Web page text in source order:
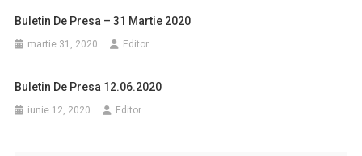
Buletin De Presa – 31 Martie 2020
martie 31, 2020 Editor
Buletin De Presa 12.06.2020
iunie 12, 2020 Editor